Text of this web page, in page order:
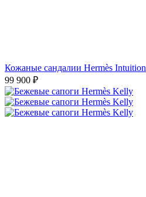
Кожаные сандалии Hermès Intuition
99 900 ₽